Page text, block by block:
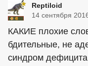
Reptiloid
14 сентября
КАКИЕ плохие
бдительные, не
синдром